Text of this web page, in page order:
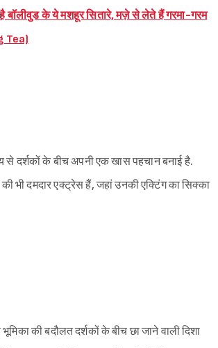
बॉलीवुड के ये मशहूर सितारे, मज़े से लेते हैं गरमा-गरम
Tea)
से दर्शकों के बीच अपनी एक खास पहचान बनाई है.
भी दमदार एक्ट्रेस हैं, जहां उनकी एक्टिंग का सिक्का
की बदौलत दर्शकों के बीच छा जाने वाली दिशा